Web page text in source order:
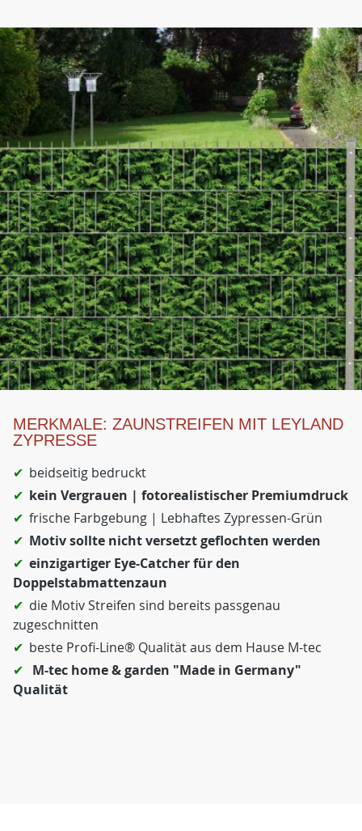
MERKMALE: ZAUNSTREIFEN MIT LEYLAND
ZYPRESSE
beidseitig bedruckt
kein Vergrauen | fotorealistischer Premiumdruck
frische Farbgebung | Lebhaftes Zypressen-Grün
Motiv sollte nicht versetzt geflochten werden
einzigartiger Eye-Catcher für den
Doppelstabmattenzaun
die Motiv Streifen sind bereits passgenau
zugeschnitten
beste Profi-Line® Qualität aus dem Hause M-tec
M-tec home & garden "Made in Germany"
Qualität